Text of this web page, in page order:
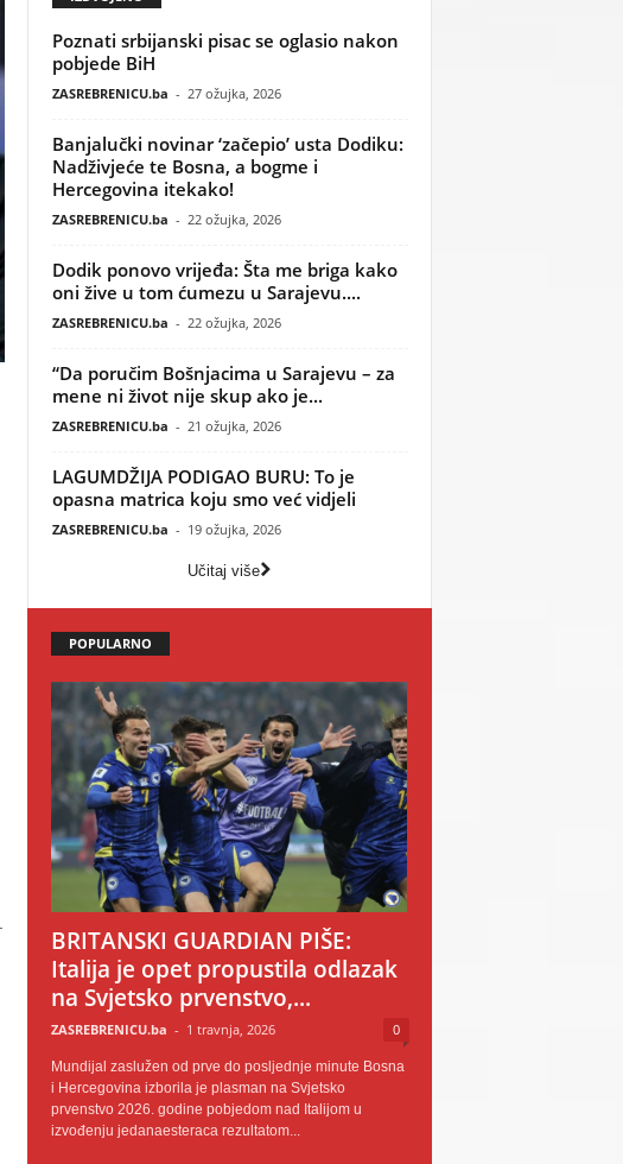
Poznati srbijanski pisac se oglasio nakon
pobjede BiH
ZASREBRENICU.ba - 27 ožujka, 2026
Banjalučki novinar ‘začepio’ usta Dodiku:
Nadživjeće te Bosna, a bogme i
Hercegovina itekako!
ZASREBRENICU.ba - 22 ožujka, 2026
Dodik ponovo vrijeđa: Šta me briga kako
oni žive u tom ćumezu u Sarajevu....
ZASREBRENICU.ba - 22 ožujka, 2026
“Da poručim Bošnjacima u Sarajevu – za
mene ni život nije skup ako je...
ZASREBRENICU.ba - 21 ožujka, 2026
LAGUMDŽIJA PODIGAO BURU: To je
opasna matrica koju smo već vidjeli
ZASREBRENICU.ba - 19 ožujka, 2026
Učitaj više
POPULARNO
BRITANSKI GUARDIAN PIŠE:
Italija je opet propustila odlazak
na Svjetsko prvenstvo,...
ZASREBRENICU.ba - 1 travnja, 2026 0
Mundijal zaslužen od prve do posljednje minute Bosna
i Hercegovina izborila je plasman na Svjetsko
prvenstvo 2026. godine pobjedom nad Italijom u
izvođenju jedanaesteraca rezultatom...